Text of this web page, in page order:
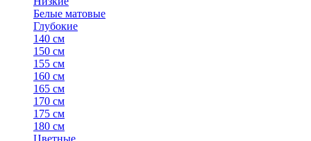
Белые матовые
Глубокие
140 см
150 см
155 см
160 см
165 см
170 см
175 см
180 см
Цветные